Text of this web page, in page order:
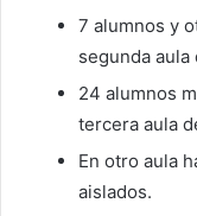
7 alumnos y
segunda aula
24 alumnos
tercera aula
En otro aula
aislados.